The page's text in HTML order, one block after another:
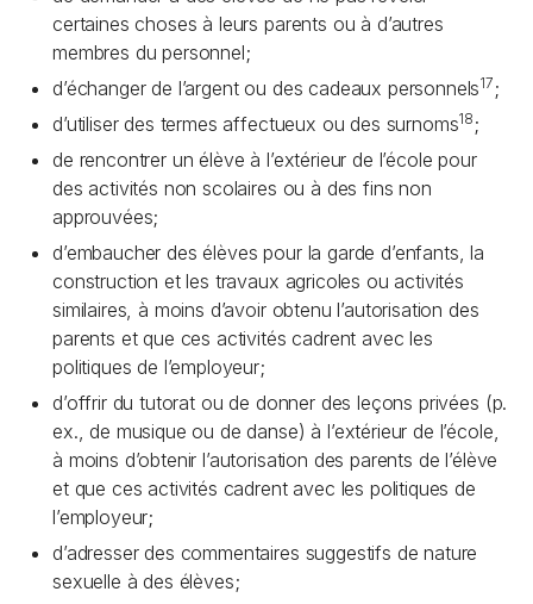
certaines choses à leurs parents ou à d’autres
membres du personnel;
d’échanger de l’argent ou des cadeaux personnels17 ;
d’utiliser des termes affectueux ou des surnoms18 ;
de rencontrer un élève à l’extérieur de l’école pour
des activités non scolaires ou à des fins non
approuvées;
d’embaucher des élèves pour la garde d’enfants, la
construction et les travaux agricoles ou activités
similaires, à moins d’avoir obtenu l’autorisation des
parents et que ces activités cadrent avec les
politiques de l’employeur;
d’offrir du tutorat ou de donner des leçons privées (p.
ex., de musique ou de danse) à l’extérieur de l’école,
à moins d’obtenir l’autorisation des parents de l’élève
et que ces activités cadrent avec les politiques de
l’employeur;
d’adresser des commentaires suggestifs de nature
sexuelle à des élèves;